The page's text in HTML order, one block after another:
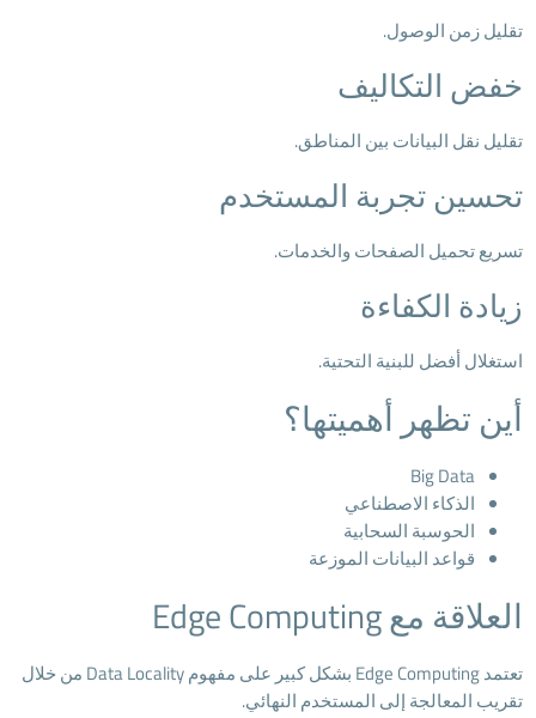
تقليل زمن الوصول.
خفض التكاليف
تقليل نقل البيانات بين المناطق.
تحسين تجربة المستخدم
تسريع تحميل الصفحات والخدمات.
زيادة الكفاءة
استغلال أفضل للبنية التحتية.
أين تظهر أهميتها؟
Big Data
الذكاء الاصطناعي
الحوسبة السحابية
قواعد البيانات الموزعة
العلاقة مع Edge Computing
تعتمد Edge Computing بشكل كبير على مفهوم Data Locality من خلال
تقريب المعالجة إلى المستخدم النهائي.